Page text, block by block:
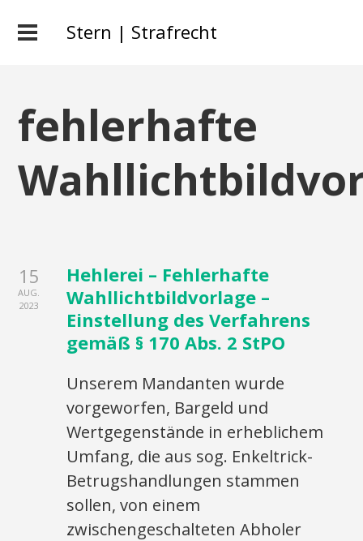
Stern | Strafrecht
fehlerhafte
15
AUG.
2023
Hehlerei – Fehlerhafte
Wahllichtbildvorlage –
Einstellung des Verfahrens
gemäß § 170 Abs. 2 StPO
Unserem Mandanten wurde
vorgeworfen, Bargeld und
Wertgegenstände in erheblichem
Umfang, die aus sog. Enkeltrick-
Betrugshandlungen stammen
sollen, von einem
zwischengeschalteten Abholer